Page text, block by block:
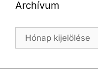
Archívum
Archívum